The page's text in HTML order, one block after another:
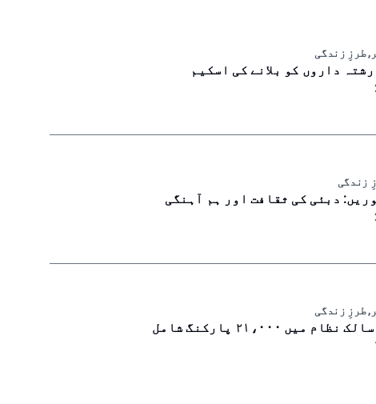
طرزِ زندگی
داروں کو بلانے کی اسکیم
زندگی
دبئی کی ثقافت اور ہم آہنگی
طرزِ زندگی
میں ۲۱،۰۰۰ پارکنگ شامل